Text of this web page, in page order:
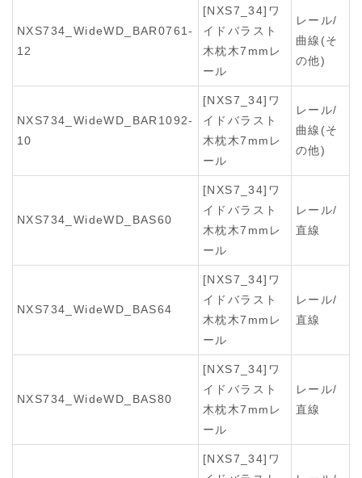
NXS734_WideWD_BAR0761-
12
[NXS7_34]ワ
イドバラスト
木枕木7mmレ
ール
レール/
曲線(そ
の他)
NXS734_WideWD_BAR1092-
10
[NXS7_34]ワ
イドバラスト
木枕木7mmレ
ール
レール/
曲線(そ
の他)
NXS734_WideWD_BAS60
[NXS7_34]ワ
イドバラスト
木枕木7mmレ
ール
レール/
直線
NXS734_WideWD_BAS64
[NXS7_34]ワ
イドバラスト
木枕木7mmレ
ール
レール/
直線
NXS734_WideWD_BAS80
[NXS7_34]ワ
イドバラスト
木枕木7mmレ
ール
レール/
直線
[NXS7_34]ワ